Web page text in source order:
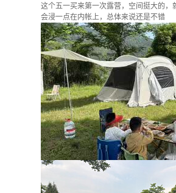
这个五一买来第一次露营，空间挺大的
会浸一点在内帐上，总体来说还是不错